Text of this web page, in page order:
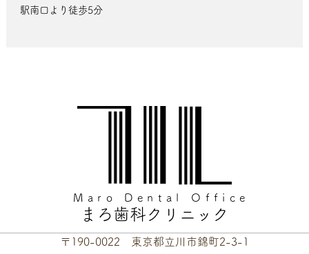
駅南口より徒歩5分
Maro Dental Office
まろ歯科クリニック
〒190-0022 東京都立川市錦町2-3-1